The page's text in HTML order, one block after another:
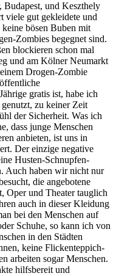
und Keszthely
viele gut gekleidete und
bösen Buben mit
Zombies begegnet sind.
blockieren schon mal
und am Kölner Neumarkt
Drogen-Zombie
gratis ist, habe ich
zu keiner Zeit
der Sicherheit. Was ich
dass junge Menschen
anbieten, ist uns in
Der einzige negative
Husten-Schnupfen-
Auch haben wir nicht nur
die angebotene
Oper und Theater tauglich
auch in dieser Kleidung
bei den Menschen auf
Schuhe, so kann ich von
in den Städten
keine Flickenteppich-
arbeiten sogar Menschen.
hilfsbereit und